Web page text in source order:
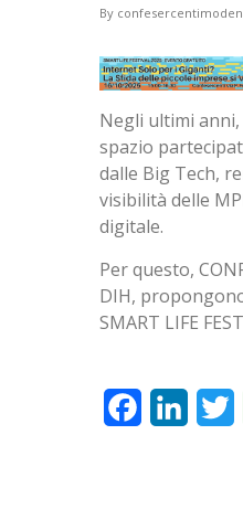
By
Negli ultimi
spazio
dalle Big Tech,
visibilità delle
digitale.
Per questo,
DIH,
SMART LIFE
Facebook